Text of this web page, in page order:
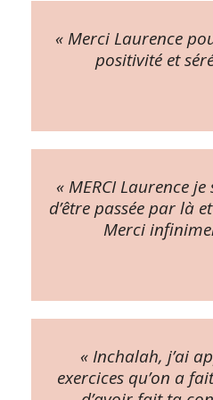
« Merci Laurence
positivité et
« MERCI Laurence
d’être passée par là
Merci
« Inchalah, j’ai
exercices qu’on a